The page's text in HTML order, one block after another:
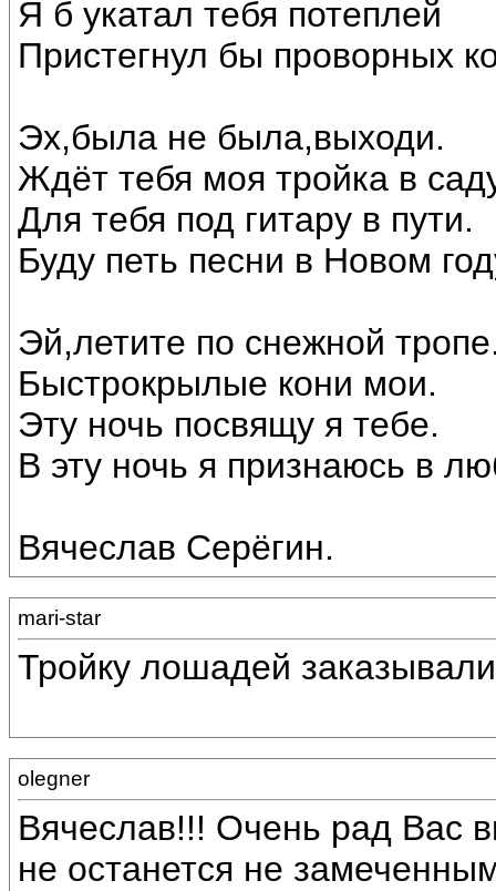
Я б укатал тебя потеплей
Пристегнул бы проворных
Эх,была не была,выходи.
Ждёт тебя моя тройка в
Для тебя под гитару в пути.
Буду петь песни в Новом
Эй,летите по снежной
Быстрокрылые кони мои.
Эту ночь посвящу я тебе.
В эту ночь я признаюсь в
Вячеслав Серёгин.
mari-star
Тройку лошадей
olegner
Вячеслав!!! Очень рад Вас
не останется не